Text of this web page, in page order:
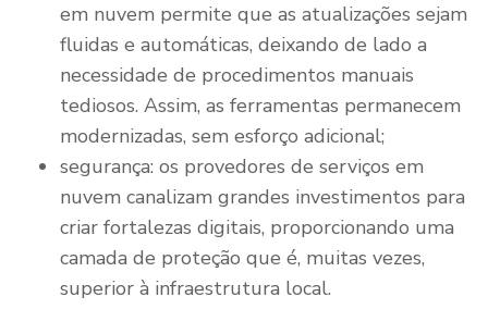
em nuvem permite que as atualizações sejam
fluidas e automáticas, deixando de lado a
necessidade de procedimentos manuais
tediosos. Assim, as ferramentas permanecem
modernizadas, sem esforço adicional;
segurança: os provedores de serviços em
nuvem canalizam grandes investimentos para
criar fortalezas digitais, proporcionando uma
camada de proteção que é, muitas vezes,
superior à infraestrutura local.